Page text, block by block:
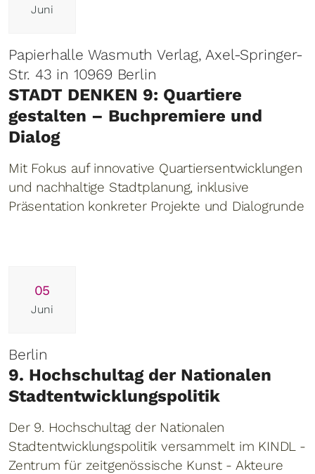
Juni
Papierhalle Wasmuth Verlag, Axel-Springer-
Str. 43 in 10969 Berlin
STADT DENKEN 9: Quartiere
gestalten – Buchpremiere und
Dialog
Mit Fokus auf innovative Quartiersentwicklungen
und nachhaltige Stadtplanung, inklusive
Präsentation konkreter Projekte und Dialogrunde
05
Juni
Berlin
9. Hochschultag der Nationalen
Stadtentwicklungspolitik
Der 9. Hochschultag der Nationalen
Stadtentwicklungspolitik versammelt im KINDL -
Zentrum für zeitgenössische Kunst - Akteure